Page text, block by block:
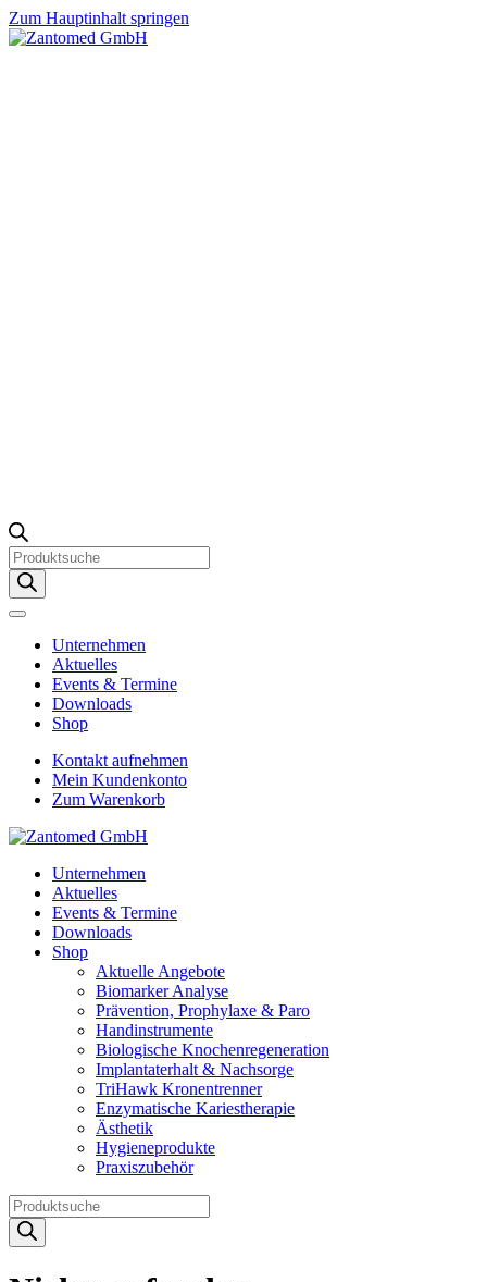
Zum Hauptinhalt springen
Products
search
Unternehmen
Aktuelles
Events & Termine
Downloads
Shop
Kontakt aufnehmen
Mein Kundenkonto
Zum Warenkorb
Unternehmen
Aktuelles
Events & Termine
Downloads
Shop
Aktuelle Angebote
Biomarker Analyse
Prävention, Prophylaxe & Paro
Handinstrumente
Biologische Knochenregeneration
Implantaterhalt & Nachsorge
TriHawk Kronentrenner
Enzymatische Kariestherapie
Ästhetik
Hygieneprodukte
Praxiszubehör
Products
search